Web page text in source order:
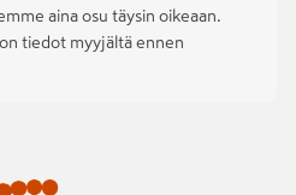
aina osu täysin oikeaan.
tiedot myyjältä ennen